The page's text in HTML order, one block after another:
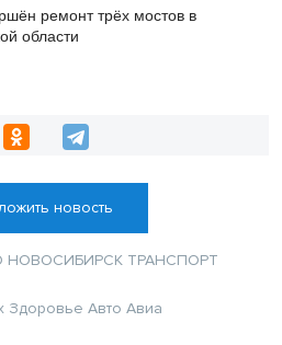
ремонт трёх мостов в
области
новость
НОВОСИБИРСК ТРАНСПОРТ
Здоровье Авто Авиа